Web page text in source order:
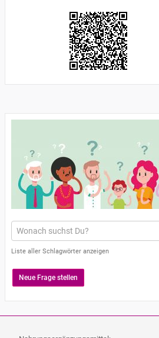
Liste aller Schlagwörter anzeigen
Neue Frage stellen